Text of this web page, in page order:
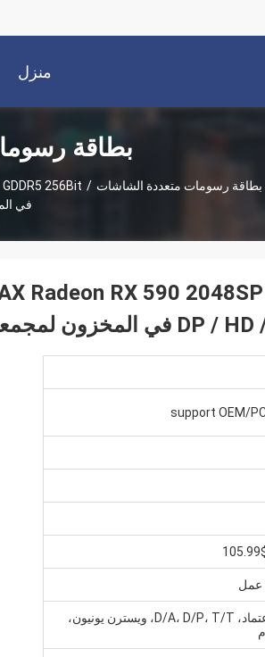
منزل
بطاقة
بطاقة رسومات متعددة الشاشات /
في
support OEM/
خطاب الاعتماد، D/A، D/P، T/T، ويسترن يونيون،